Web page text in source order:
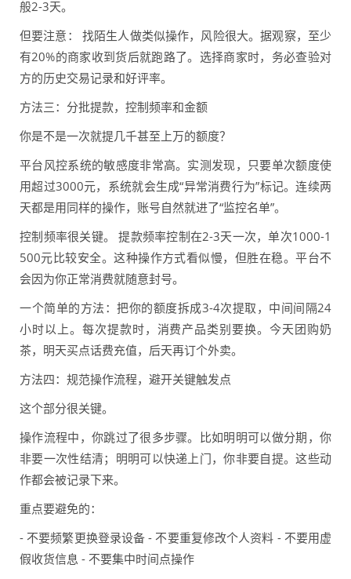
般2-3天。
但要注意： 找陌生人做类似操作，风险很大。据观察，至少
有20%的商家收到货后就跑路了。选择商家时，务必查验对
方的历史交易记录和好评率。
方法三：分批提款，控制频率和金额
你是不是一次就提几千甚至上万的额度？
平台风控系统的敏感度非常高。实测发现，只要单次额度使
用超过3000元，系统就会生成“异常消费行为”标记。连续两
天都是用同样的操作，账号自然就进了“监控名单”。
控制频率很关键。 提款频率控制在2-3天一次，单次1000-1
500元比较安全。这种操作方式看似慢，但胜在稳。平台不
会因为你正常消费就随意封号。
一个简单的方法：把你的额度拆成3-4次提取，中间间隔24
小时以上。每次提款时，消费产品类别要换。今天团购奶
茶，明天买点话费充值，后天再订个外卖。
方法四：规范操作流程，避开关键触发点
这个部分很关键。
操作流程中，你跳过了很多步骤。比如明明可以做分期，你
非要一次性结清；明明可以快递上门，你非要自提。这些动
作都会被记录下来。
重点要避免的：
- 不要频繁更换登录设备 - 不要重复修改个人资料 - 不要用虚
假收货信息 - 不要集中时间点操作